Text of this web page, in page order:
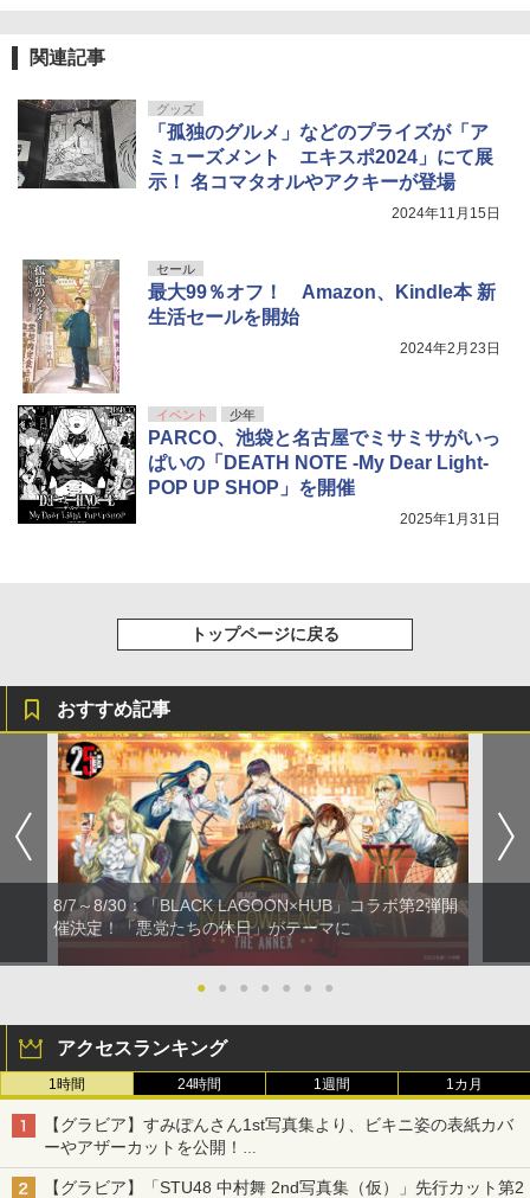
関連記事
グッズ
「孤独のグルメ」などのプライズが「ア
ミューズメント エキスポ2024」にて展
示！ 名コマタオルやアクキーが登場
2024年11月15日
セール
最大99％オフ！ Amazon、Kindle本 新
生活セールを開始
2024年2月23日
イベント 少年
PARCO、池袋と名古屋でミサミサがいっ
ぱいの「DEATH NOTE -My Dear Light-
POP UP SHOP」を開催
2025年1月31日
トップページに戻る
おすすめ記事
8/7～8/30：「BLACK LAGOON×HUB」コラボ第2弾開
催決定！「悪党たちの休日」がテーマに
● ● ● ● ● ● ●
アクセスランキング
1時間 24時間 1週間 1カ月
【グラビア】すみぽんさん1st写真集より、ビキニ姿の表紙カバ
ーやアザーカットを公開！
タイトルは「offcourt（オフコート）」に決定
【グラビア】「STU48 中村舞 2nd写真集（仮）」先行カット第2